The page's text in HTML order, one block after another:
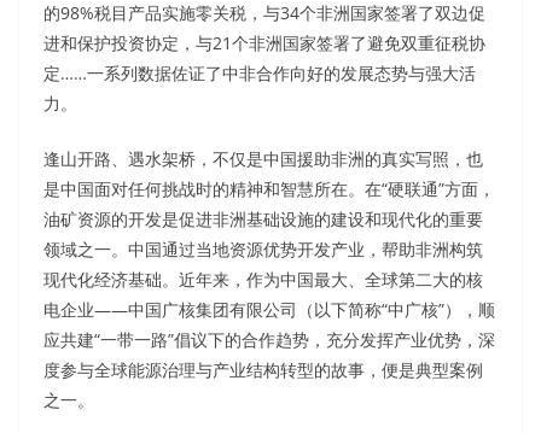
的98%税目产品实施零关税，与34个非洲国家签署了双边促
进和保护投资协定，与21个非洲国家签署了避免双重征税协
定……一系列数据佐证了中非合作向好的发展态势与强大活
力。
逢山开路、遇水架桥，不仅是中国援助非洲的真实写照，也
是中国面对任何挑战时的精神和智慧所在。在“硬联通”方面，
油矿资源的开发是促进非洲基础设施的建设和现代化的重要
领域之一。中国通过当地资源优势开发产业，帮助非洲构筑
现代化经济基础。近年来，作为中国最大、全球第二大的核
电企业——中国广核集团有限公司（以下简称“中广核”），顺
应共建“一带一路”倡议下的合作趋势，充分发挥产业优势，深
度参与全球能源治理与产业结构转型的故事，便是典型案例
之一。